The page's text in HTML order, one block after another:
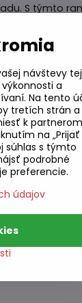
S týmto
blízkemu.
a výroba
návštevy
a
Na tento
tretích strán a
k
na „Prijať
súhlas s týmto
podrobné
preferencie.
údajov